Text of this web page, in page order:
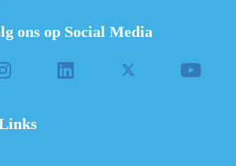
ons op Social Media